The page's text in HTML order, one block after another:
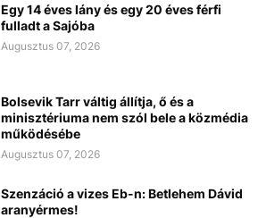
Egy 14 éves lány és egy 20 éves férfi
fulladt a Sajóba
Augusztus 07, 2026
Bolsevik Tarr váltig állítja, ő és a
minisztériuma nem szól bele a közmédia
működésébe
Augusztus 07, 2026
Szenzáció a vizes Eb-n: Betlehem Dávid
aranyérmes!